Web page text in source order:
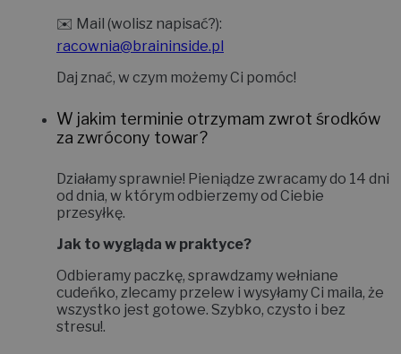
✉️ Mail (wolisz napisać?):
racownia@braininside.pl
Daj znać, w czym możemy Ci pomóc!
W jakim terminie otrzymam zwrot środków
za zwrócony towar?
Działamy sprawnie! Pieniądze zwracamy do 14 dni
od dnia, w którym odbierzemy od Ciebie
przesyłkę.
Jak to wygląda w praktyce?
Odbieramy paczkę, sprawdzamy wełniane
cudeńko, zlecamy przelew i wysyłamy Ci maila, że
wszystko jest gotowe. Szybko, czysto i bez
stresu!.